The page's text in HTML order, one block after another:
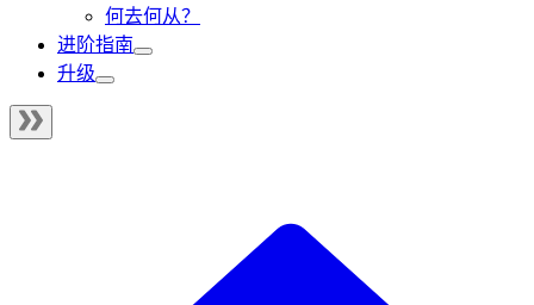
何去何从？
进阶指南
升级